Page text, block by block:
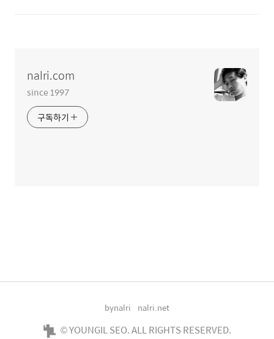
nalri.com
since 1997
구독하기
bynalri nalri.net
© YOUNGIL SEO. ALL RIGHTS RESERVED.